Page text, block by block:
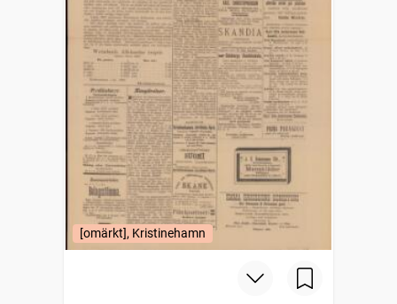
[omärkt], Kristinehamn